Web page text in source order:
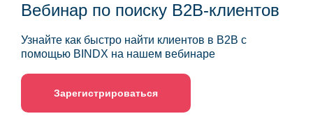
Вебинар по поиску B2B-клиентов
Узнайте как быстро найти клиентов в B2B с
помощью BINDX на нашем вебинаре
Зарегистрироваться